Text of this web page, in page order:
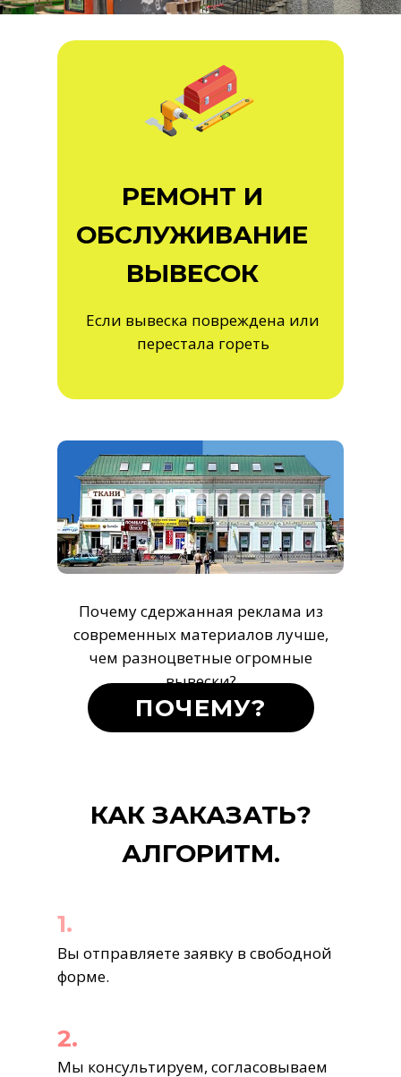
РЕМОНТ И
ОБСЛУЖИВАНИЕ
ВЫВЕСОК
Если вывеска повреждена или
перестала гореть
Почему сдержанная реклама из
современных материалов лучше,
чем разноцветные огромные
вывески?
ПОЧЕМУ?
Вы отправляете заявку в свободной
форме.
Мы консультируем, согласовываем
КАК ЗАКАЗАТЬ?
АЛГОРИТМ.
1.
2.